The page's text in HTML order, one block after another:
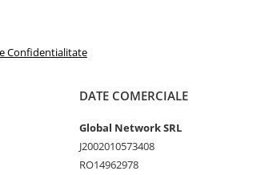
Confidentialitate
DATE COMERCIALE
Global Network SRL
J2002010573408
RO14962978